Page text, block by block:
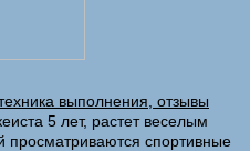
выполнения, отзывы
5 лет, растет веселым
спортивные